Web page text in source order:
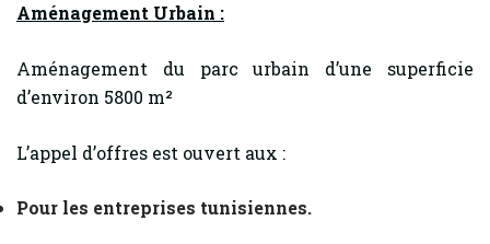
Aménagement Urbain :
Aménagement du parc urbain d’une superficie
d’environ 5800 m²
L’appel d’offres est ouvert aux :
Pour les entreprises tunisiennes.